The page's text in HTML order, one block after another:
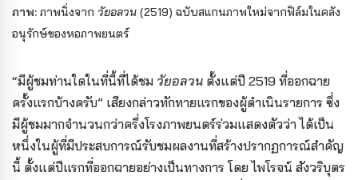
ภาพ: ภาพนิ่งจาก วัยอลวน (2519) ฉบับสแกนภาพใหม่จากฟิล์มในคลัง
อนุรักษ์ของหอภาพยนตร์
“มีผู้ชมท่านใดในที่นี้ที่ได้ชม วัยอลวน ตั้งแต่ปี 2519 ที่ออกฉาย
ครั้งแรกบ้างครับ” เสียงกล่าวทักทายแรกของผู้ดำเนินรายการ ซึ่ง
มีผู้ชมมากจำนวนกว่าครึ่งโรงภาพยนตร์ร่วมแสดงตัวว่า ได้เป็น
หนึ่งในผู้ที่มีประสบการณ์รับชมผลงานที่สร้างปรากฏการณ์สำคัญ
นี้ ตั้งแต่ปีแรกที่ออกฉายอย่างเป็นทางการ โดย ไพโรจน์ สังวริบุตร